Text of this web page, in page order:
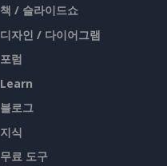
책 / 슬라이드쇼
디자인 / 다이어그램
포럼
Learn
블로그
지식
무료 도구